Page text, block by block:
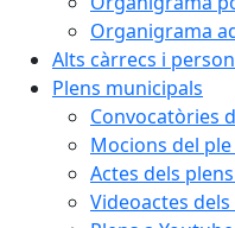
Organigrama
Alts càrrecs i
Plens municipals
Convocatòries
Mocions del
Actes dels
Videoactes